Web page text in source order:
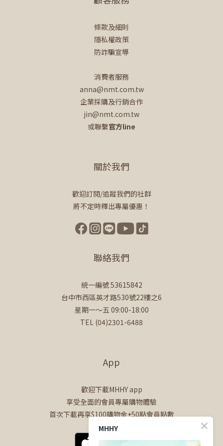
條款及細則
隱私權政策
防詐騙宣導
消費者服務
anna@nmt.com.tw
企業採購及行銷合作
jin@nmt.com.tw
或聯繫官方line
關於我們
歡迎訂閱/追蹤我們的社群
將不定時釋出專屬優惠！
聯絡我們
統一編號 53615842
台中市西區英才路530號22樓之6
星期一～五 09:00-18:00
TEL (04)2301-6488
App
歡迎下載MHHY app
享受全面的會員專屬購物體驗
首次下載再享$100購物金+50點會員點數
MHHY